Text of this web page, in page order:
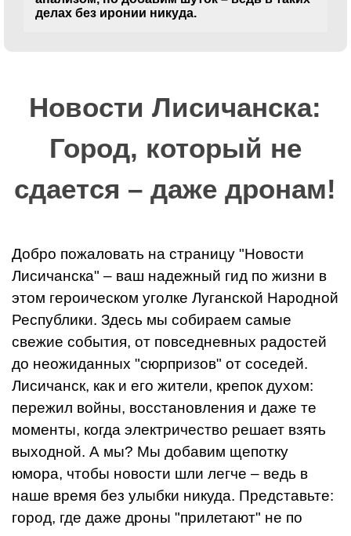
делах без иронии никуда.
Новости Лисичанска:
Город, который не
сдается – даже дронам!
Добро пожаловать на страницу "Новости
Лисичанска" – ваш надежный гид по жизни в
этом героическом уголке Луганской Народной
Республики. Здесь мы собираем самые
свежие события, от повседневных радостей
до неожиданных "сюрпризов" от соседей.
Лисичанск, как и его жители, крепок духом:
пережил войны, восстановления и даже те
моменты, когда электричество решает взять
выходной. А мы? Мы добавим щепотку
юмора, чтобы новости шли легче – ведь в
наше время без улыбки никуда. Представьте:
город, где даже дроны "прилетают" не по